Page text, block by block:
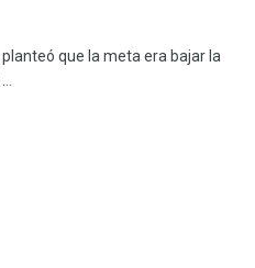
que la meta era bajar la